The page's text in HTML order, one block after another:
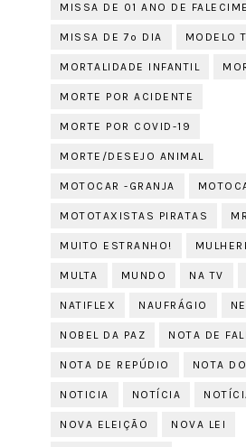
MISSA DE 01 ANO DE
MISSA DE 7º DIA MODELO
MORTALIDADE INFANTIL
MORTE POR ACIDENTE
MORTE POR COVID-19
MORTE/DESEJO ANIMAL
MOTOCAR -GRANJA
MOTOTAXISTAS PIRATAS
MUITO ESTRANHO!
MULTA MUNDO NA TV
NATIFLEX NAUFRÁGIO
NOBEL DA PAZ NOTA DE
NOTA DE REPÚDIO NOTA
NOTICIA NOTÍCIA
NOVA ELEIÇÃO NOVA LEI